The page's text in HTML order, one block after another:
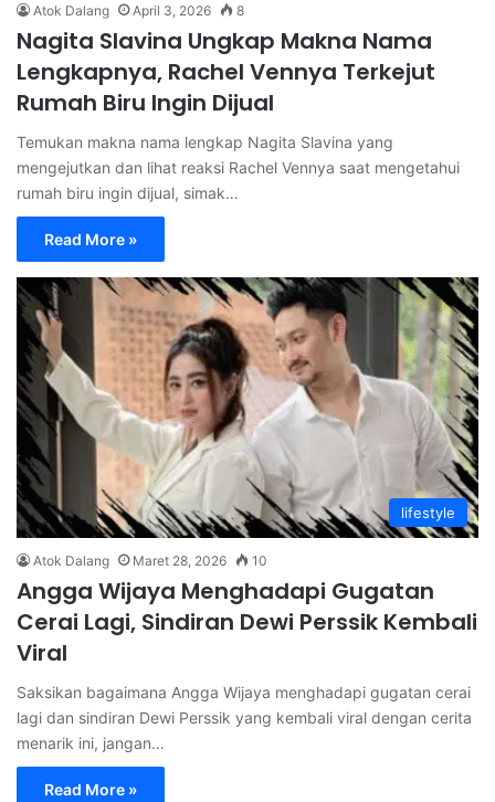
Atok Dalang April 3, 2026 8
Nagita Slavina Ungkap Makna Nama
Lengkapnya, Rachel Vennya Terkejut
Rumah Biru Ingin Dijual
Temukan makna nama lengkap Nagita Slavina yang
mengejutkan dan lihat reaksi Rachel Vennya saat mengetahui
rumah biru ingin dijual, simak…
Read More »
lifestyle
Atok Dalang Maret 28, 2026 10
Angga Wijaya Menghadapi Gugatan
Cerai Lagi, Sindiran Dewi Perssik Kembali
Viral
Saksikan bagaimana Angga Wijaya menghadapi gugatan cerai
lagi dan sindiran Dewi Perssik yang kembali viral dengan cerita
menarik ini, jangan…
Read More »